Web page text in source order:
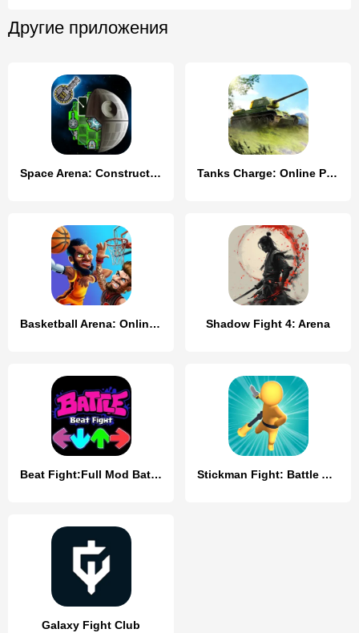
Другие приложения
Space Arena: Construct & Fight Tanks Charge: Online PvP Arena
Basketball Arena: Online Game Shadow Fight 4: Arena
Beat Fight:Full Mod Battle Stickman Fight: Battle Arena
Galaxy Fight Club